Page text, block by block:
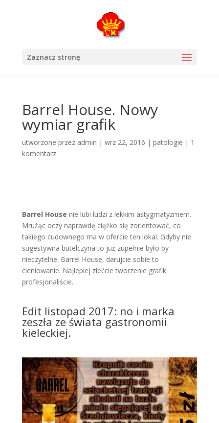
Zaznacz stronę
Barrel House. Nowy
wymiar grafik
utworzone przez admin | wrz 22, 2016 | patologie | 1
komentarz
Barrel House nie lubi ludzi z lekkim astygmatyzmem.
Mrużąc oczy naprawdę ciężko się zorientować, co
takiego cudownego ma w ofercie ten lokal. Gdyby nie
sugestywna butelczyna to już zupełnie było by
nieczytelne. Barrel House, darujcie sobie to
cieniowanie. Najlepiej zlećcie tworzenie grafik
profesjonaliście.
Edit listopad 2017: no i marka
zeszła ze świata gastronomii
kieleckiej.